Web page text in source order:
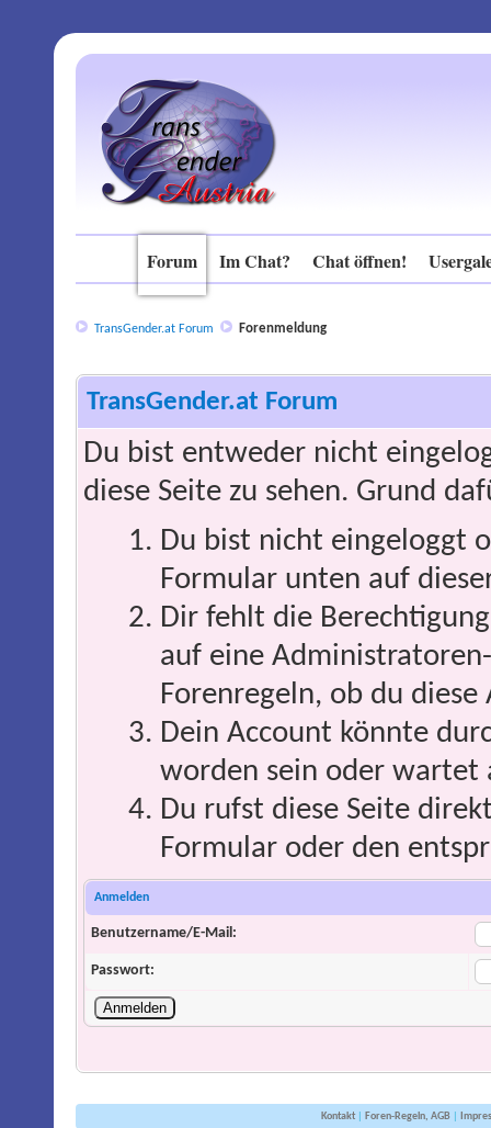
Forum Im Chat? Chat öffnen!
TransGender.at Forum Forenmeldung
TransGender.at Forum
Du bist entweder nicht
diese Seite zu sehen. Grund
Du bist nicht eingeloggt
Formular unten auf
Dir fehlt die
auf eine
Forenregeln, ob du
Dein Account könnte
worden sein oder wartet
Du rufst diese Seite
Formular oder den
Anmelden
Benutzername/E-Mail:
Passwort:
Kontakt| Foren-Regeln, AGB|